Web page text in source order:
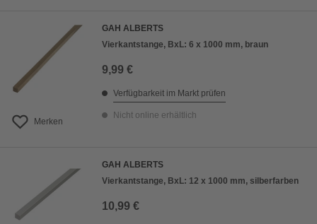
Merken
GAH ALBERTS
Vierkantstange, BxL: 6 x 1000 mm, braun
9,99 €
Verfügbarkeit im Markt prüfen
Nicht online erhältlich
GAH ALBERTS
Vierkantstange, BxL: 12 x 1000 mm, silberfarben
10,99 €